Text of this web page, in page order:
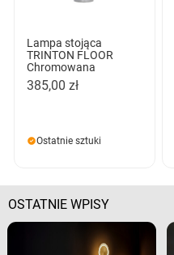
Lampa stojąca
TRINTON FLOOR
Chromowana
385,00 zł
Ostatnie sztuki
OSTATNIE WPISY